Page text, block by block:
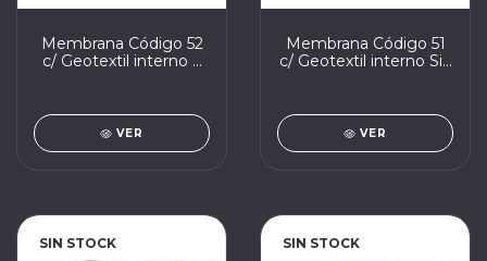
Membrana Código 52
c/ Geotextil interno y
10m2
VER
Membrana Código 51
c/ Geotextil interno Sin
VER
SIN STOCK SIN STOCK